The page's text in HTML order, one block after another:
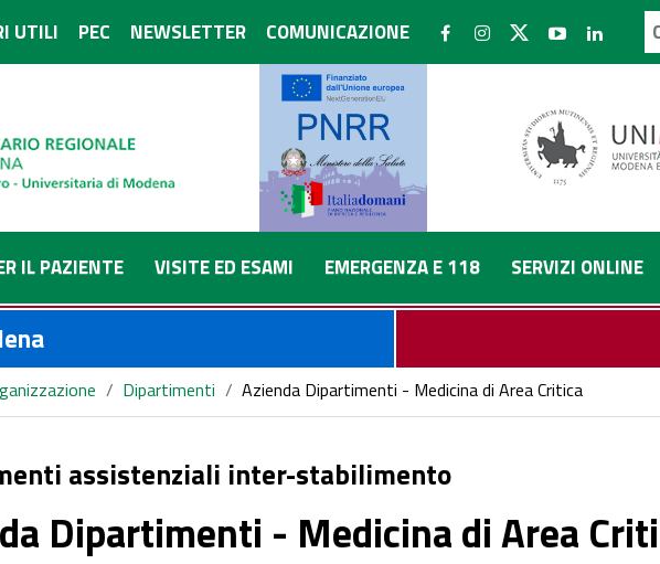
UTILI PEC NEWSLETTER COMUNICAZIONE
IL PAZIENTE VISITE ED ESAMI EMERGENZA E 118 SERVIZI ONLINE
/ Dipartimenti / Azienda Dipartimenti - Medicina di Area Critica
assistenziali inter-stabilimento
Dipartimenti - Medicina di Area